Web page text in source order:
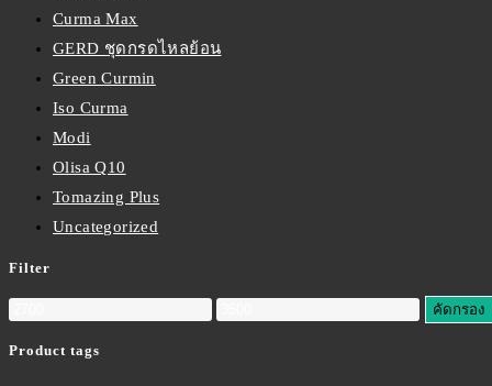
Curma Max
GERD ชุดกรดไหลย้อน
Green Curmin
Iso Curma
Modi
Olisa Q10
Tomazing Plus
Uncategorized
Filter
คัดกรอง
Product tags